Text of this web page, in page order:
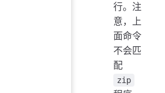
行。注
意，上
面命令
不会匹
配
zip